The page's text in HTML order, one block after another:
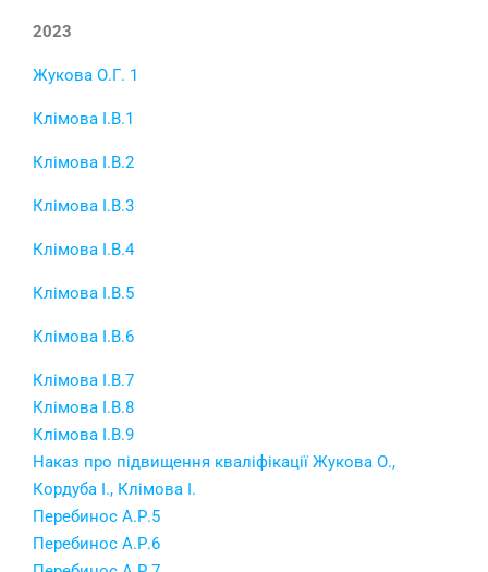
2023
Жукова О.Г. 1
Клімова І.В.1
Клімова І.В.2
Клімова І.В.3
Клімова І.В.4
Клімова І.В.5
Клімова І.В.6
Клімова І.В.7
Клімова І.В.8
Клімова І.В.9
Наказ про підвищення кваліфікації Жукова О.,
Кордуба І., Клімова І.
Перебинос А.Р.5
Перебинос А.Р.6